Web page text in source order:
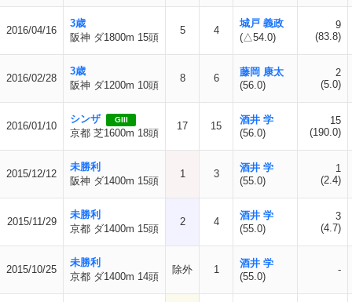
2016/04/16
3歳
阪神 ダ1800m 15頭
5 4
城戸 義政
(△54.0)
9
(83.8)
2016/02/28
3歳
阪神 ダ1200m 10頭
8 6
藤岡 康太
(56.0)
2
(5.0)
2016/01/10
シンザ GIII
京都 芝1600m 18頭
17 15
酒井 学
(56.0)
15
(190.0)
2015/12/12
未勝利
阪神 ダ1400m 15頭
1 3
酒井 学
(55.0)
1
(2.4)
2015/11/29
未勝利
京都 ダ1400m 15頭
2 4
酒井 学
(55.0)
3
(4.7)
2015/10/25
未勝利
京都 ダ1400m 14頭
除外 1
酒井 学
(55.0)
-